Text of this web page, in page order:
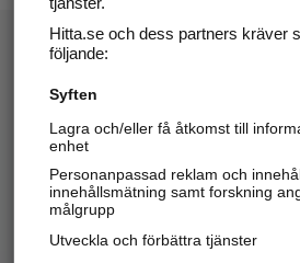
Hitta.se - Gratis nummerupplysning.
Sök företag, personer och platser.
Hitta telefonnummer, adresser,
Hitta.se och dess partners kräver
följande:
Syften
Lagra och/eller få åtkomst till
enhet
Personanpassad reklam och
innehållsmätning samt forskning
målgrupp
Utveckla och förbättra tjänster